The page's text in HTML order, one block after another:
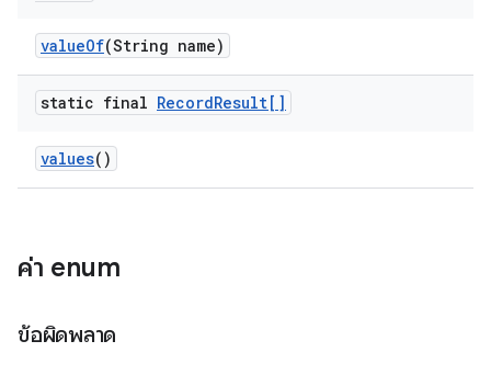
valueOf(String name)
static final RecordResult[]
values()
ค่า enum
ข้อผิดพลาด